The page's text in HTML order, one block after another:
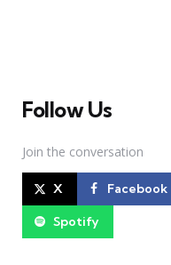
Follow Us
Join the conversation
X Facebook
Spotify